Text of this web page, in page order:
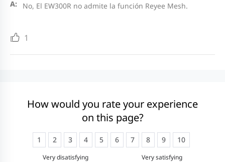
No, El EW300R no admite la función Reyee Mesh.
1
How would you rate your experience
on this page?
Very disatisfying
1 2 3 4 5 6 7 8 9 10
Very satisfying